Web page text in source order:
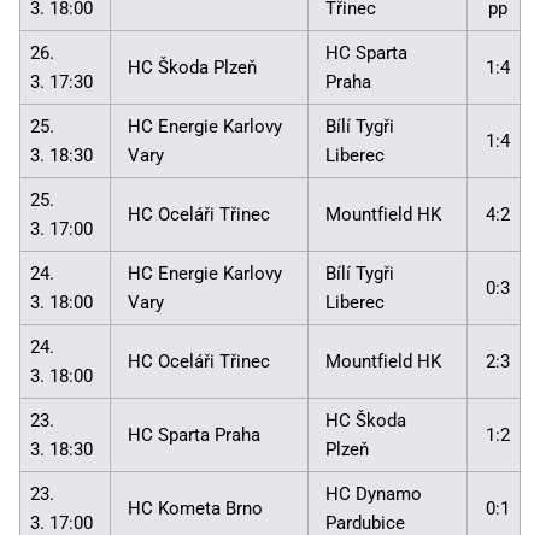
3. 18:00 Třinec pp
26.
3. 17:30
HC Škoda Plzeň
HC Sparta
Praha
1:4
25.
3. 18:30
HC Energie Karlovy
Vary
Bílí Tygři
Liberec
1:4
25.
3. 17:00
HC Oceláři Třinec Mountfield HK 4:2
24.
3. 18:00
HC Energie Karlovy
Vary
Bílí Tygři
Liberec
0:3
24.
3. 18:00
HC Oceláři Třinec Mountfield HK 2:3
23.
3. 18:30
HC Sparta Praha
HC Škoda
Plzeň
1:2
23.
3. 17:00
HC Kometa Brno
HC Dynamo
Pardubice
0:1